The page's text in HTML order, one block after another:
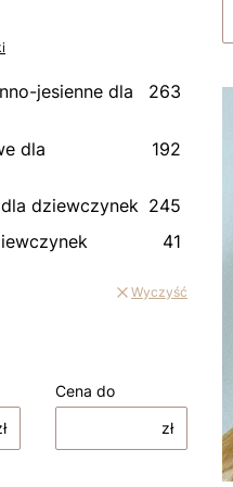
jesienne dla
263
dla
192
dziewczynek 245
41
Wyczyść
Cena do
zł